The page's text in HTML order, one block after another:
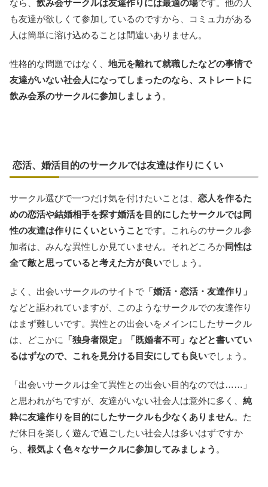
なら、 飲み会サークルは友達作りには最適の場です。他の人
も友達が欲しくて参加しているのですから、コミュ力がある
人は簡単に溶け込めることは間違いありません。
性格的な問題ではなく、 地元を離れて就職したなどの事情で
友達がいない社会人になってしまったのなら、ストレートに
飲み会系のサークルに参加しましょう 。
恋活、婚活目的のサークルでは友達は作りにくい
サークル選びで一つだけ気を付けたいことは、 恋人を作るた
めの恋活や結婚相手を探す婚活を目的にしたサークルでは同
性の友達は作りにくいということです。これらのサークル参
加者は、みんな異性しか見ていません。それどころか同性は
全て敵と思っていると考えた方が良いでしょう。
よく、出会いサークルのサイトで 「婚活・恋活・友達作り」
などと謳われていますが、このようなサークルでの友達作り
はまず難しいです。異性との出会いをメインにしたサークル
は、どこかに
「独身者限定」「既婚者不可」などと書いてい
るはずなので、これを見分ける目安にしても良いでしょう。
「出会いサークルは全て異性との出会い目的なのでは……」
と思われがちですが、友達がいない社会人は意外に多く、 純
粋に友達作りを目的にしたサークルも少なくありません。た
だ休日を楽しく遊んで過ごしたい社会人は多いはずですか
ら、 根気よく色々なサークルに参加してみましょう 。